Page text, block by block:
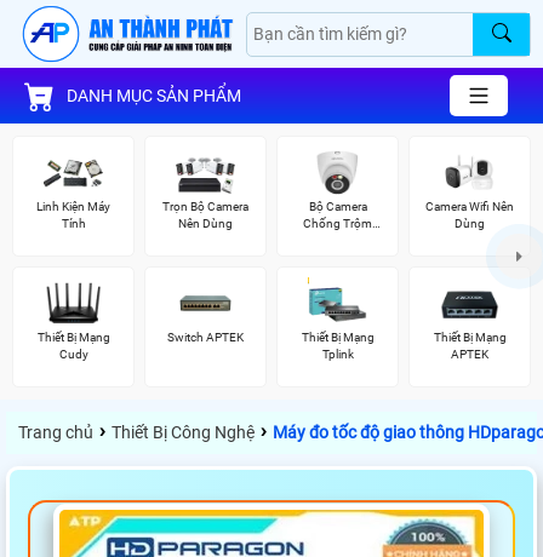
DANH MỤC SẢN PHẨM
Linh Kiện Máy
Tính
Trọn Bộ Camera
Nên Dùng
Bộ Camera
Chống Trộm
Camera Wifi Nên
Dùng
Thiết Bị Mạng
Cudy
Switch APTEK
Thiết Bị Mạng
Tplink
Thiết Bị Mạng
APTEK
Trang chủ › Thiết Bị Công Nghệ › Máy đo tốc độ giao thông